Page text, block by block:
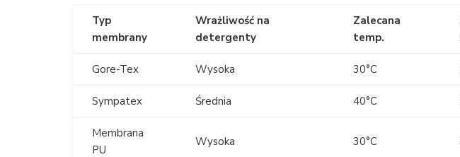
Typ
membrany
Wrażliwość na
detergenty
Zalecana
temp.
Gore-Tex Wysoka 30°C
Sympatex Średnia 40°C
Membrana
PU
Wysoka 30°C